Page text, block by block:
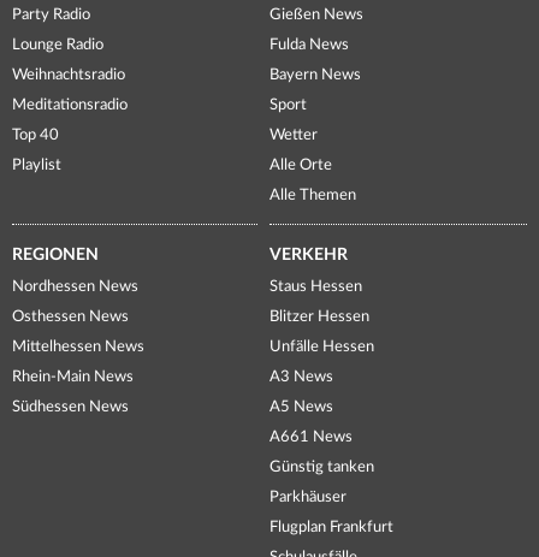
Party Radio
Lounge Radio
Weihnachtsradio
Meditationsradio
Top 40
Playlist
Gießen News
Fulda News
Bayern News
Sport
Wetter
Alle Orte
Alle Themen
REGIONEN
Nordhessen News
Osthessen News
Mittelhessen News
Rhein-Main News
Südhessen News
VERKEHR
Staus Hessen
Blitzer Hessen
Unfälle Hessen
A3 News
A5 News
A661 News
Günstig tanken
Parkhäuser
Flugplan Frankfurt